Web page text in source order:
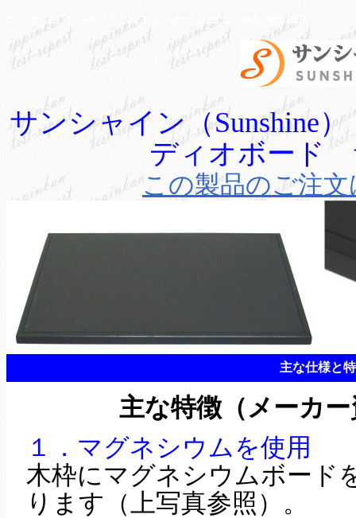
サンシャイン S30 S40 S50 マグネシウムオーディオボード 販売 音質 価格
サンシャイン（
ディオボード
この製品のご注
主な仕様と
主な特徴（メーカ
１．マグネシウムを使用
木枠にマグネシウムボード
ります（上写真参照）。